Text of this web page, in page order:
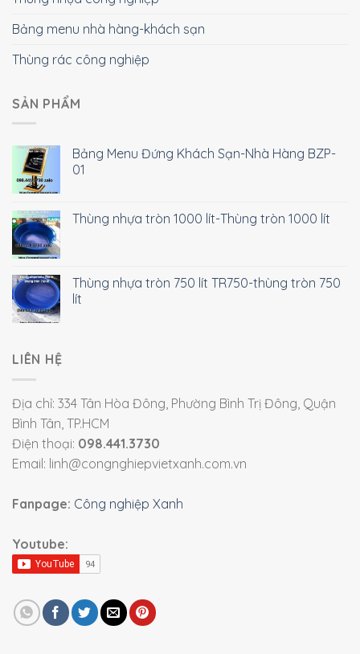
Bảng menu nhà hàng-khách sạn
Thùng rác công nghiệp
SẢN PHẨM
Bảng Menu Đứng Khách Sạn-Nhà Hàng BZP-
01
Thùng nhựa tròn 1000 lít-Thùng tròn 1000 lít
Thùng nhựa tròn 750 lít TR750-thùng tròn 750
lít
LIÊN HỆ
Địa chỉ: 334 Tân Hòa Đông, Phường Bình Trị Đông, Quận
Bình Tân, TP.HCM
Điện thoại: 098.441.3730
Email: linh@congnghiepvietxanh.com.vn
Fanpage: Công nghiệp Xanh
Youtube: